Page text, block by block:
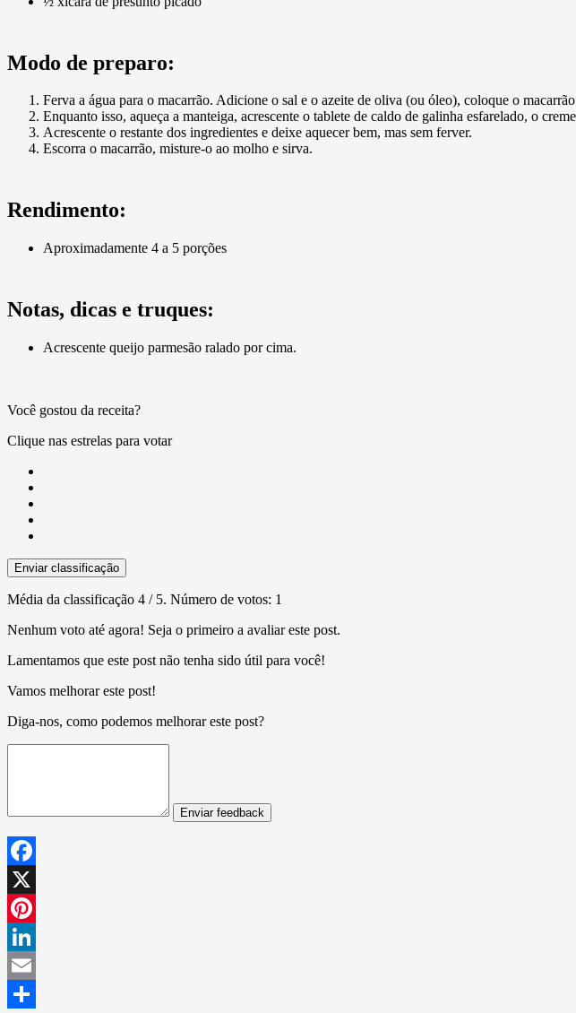
Modo de preparo:
Ferva a água para o macarrão. Adicione o sal e o azeite de oliva (ou óleo), coloque o
Enquanto isso, aqueça a manteiga, acrescente o tablete de caldo de galinha esfarelado, o
Acrescente o restante dos ingredientes e deixe aquecer bem, mas sem ferver.
Escorra o macarrão, misture-o ao molho e sirva.
Rendimento:
Aproximadamente 4 a 5 porções
Notas, dicas e truques:
Acrescente queijo parmesão ralado por cima.
Você gostou da receita?
Clique nas estrelas para votar
Enviar classificação
Média da classificação 4 / 5. Número de votos: 1
Nenhum voto até agora! Seja o primeiro a avaliar este post.
Lamentamos que este post não tenha sido útil para você!
Vamos melhorar este post!
Diga-nos, como podemos melhorar este post?
Enviar feedback
Facebook
X
Pinterest
LinkedIn
Email